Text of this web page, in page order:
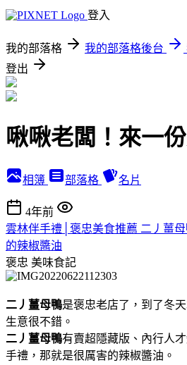
登入
我的部落格 我的部落格後台
登出
啾啾老闆！來一
相簿 部落格 名片
4年前
雲林伴手禮│褒忠美食推薦 二丿薑
的辣椒醬油
褒忠 美味食記
二丿薑母鴨是褒忠老店了，到了冬
生意很不錯。
二丿薑母鴨有賣超隱藏版、內行人
手禮，那就是很厲害的辣椒醬油。